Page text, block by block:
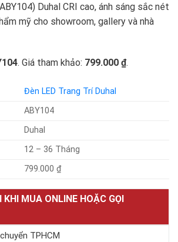
Duhal CRI cao, ánh sáng sắc nét
mỹ cho showroom, gallery và nhà
. Giá tham khảo: 799.000 ₫.
Đèn LED Trang Trí Duhal
ABY104
Duhal
12 – 36 Tháng
799.000 ₫
MUA ONLINE HOẶC GỌI
TPHCM